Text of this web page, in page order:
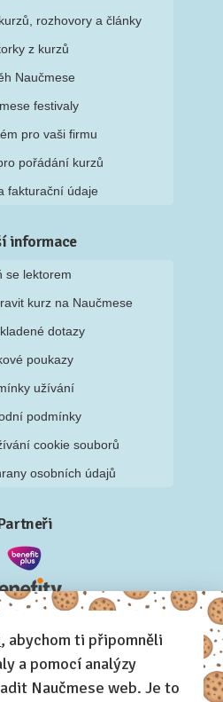
rozhovory a články
z kurzů
Naučmese
festivaly
pro vaši firmu
pořádání kurzů
fakturační údaje
informace
se lektorem
kurz na Naučmese
dotazy
poukazy
užívání
podmínky
cookie souborů
osobních údajů
, abychom ti připomněli
a pomocí analýzy
Naučmese web. Je to